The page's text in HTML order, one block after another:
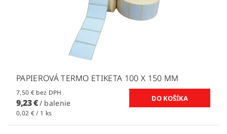
PAPIEROVÁ TERMO ETIKETA 100 X 150 MM
7,50 € bez DPH
9,23 €/ balenie
0,02 € / 1 ks